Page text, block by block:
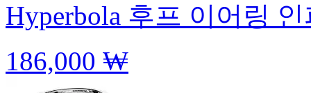
Hyperbola 후프 이어링
186,000 ₩